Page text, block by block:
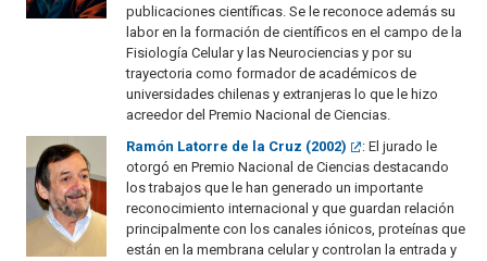
publicaciones científicas. Se le reconoce además su
labor en la formación de científicos en el campo de la
Fisiología Celular y las Neurociencias y por su
trayectoria como formador de académicos de
universidades chilenas y extranjeras lo que le hizo
acreedor del Premio Nacional de Ciencias.
Ramón Latorre de la Cruz (2002)
: El jurado le
otorgó en Premio Nacional de Ciencias destacando
los trabajos que le han generado un importante
reconocimiento internacional y que guardan relación
principalmente con los canales iónicos, proteínas que
están en la membrana celular y controlan la entrada y